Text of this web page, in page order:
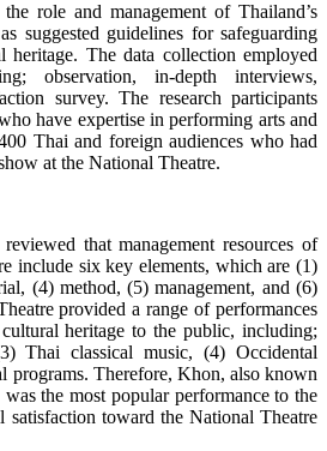
role and management of Thailand’s
suggested guidelines for safeguarding
heritage. The data collection employed
observation, in-depth interviews,
survey. The research participants
have expertise in performing arts and
Thai and foreign audiences who had
at the National Theatre.
that management resources of
include six key elements, which are (1)
(4) method, (5) management, and (6)
provided a range of performances
heritage to the public, including;
Thai classical music, (4) Occidental
programs. Therefore, Khon, also known
was the most popular performance to the
satisfaction toward the National Theatre